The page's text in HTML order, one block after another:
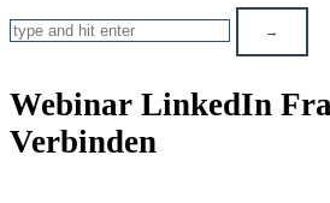
Webinar LinkedIn
Verbinden